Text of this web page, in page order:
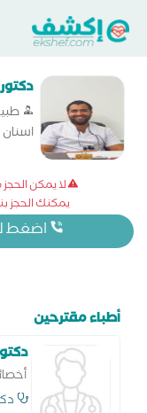
و
لا يمكن
يمكنك الحجز
اضغط
أطباء مقترحين